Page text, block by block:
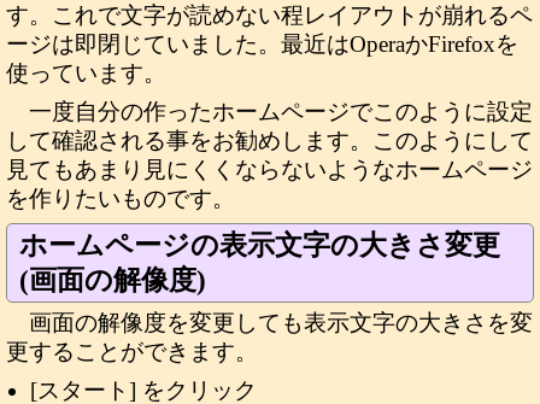
す。これで文字が読めない程レイアウトが崩れるペ
ージは即閉じていました。最近はOperaかFirefoxを
使っています。
一度自分の作ったホームページでこのように設定
して確認される事をお勧めします。このようにして
見てもあまり見にくくならないようなホームページ
を作りたいものです。
ホームページの表示文字の大きさ変更
(画面の解像度)
画面の解像度を変更しても表示文字の大きさを変
更することができます。
[スタート] をクリック